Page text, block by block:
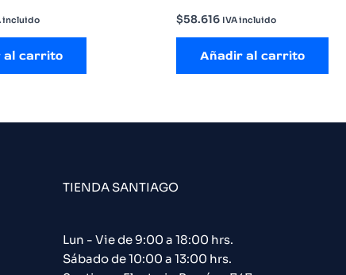
incluido
al carrito
$58.616 IVA incluido
Añadir al carrito
TIENDA SANTIAGO
Lun - Vie de 9:00 a 18:00 hrs.
Sábado de 10:00 a 13:00 hrs.